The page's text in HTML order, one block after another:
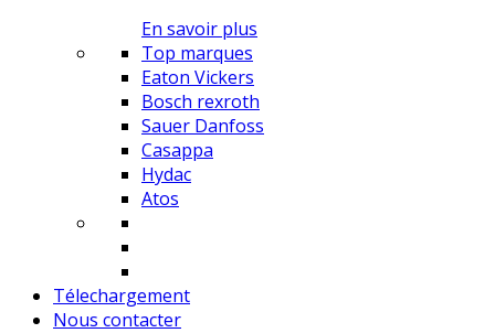
En savoir plus
Top marques
Eaton Vickers
Bosch rexroth
Sauer Danfoss
Casappa
Hydac
Atos
Télechargement
Nous contacter